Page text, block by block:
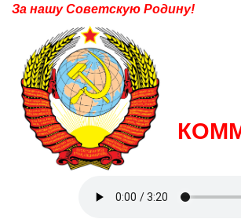
За нашу Советскую Родину!